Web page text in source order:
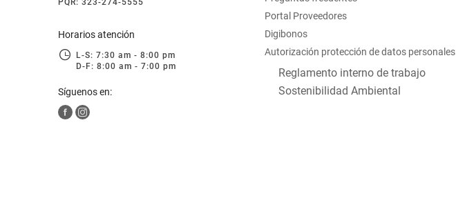
PQR: 323-274-5555
Horarios atención
L-S: 7:30 am - 8:00 pm
D-F: 8:00 am - 7:00 pm
Síguenos en:
Portal Proveedores
Digibonos
Autorización protección de datos personales
Reglamento interno de trabajo
Sostenibilidad Ambiental